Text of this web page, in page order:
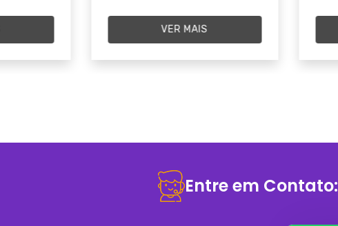
VER MAIS
Entre em Contato: